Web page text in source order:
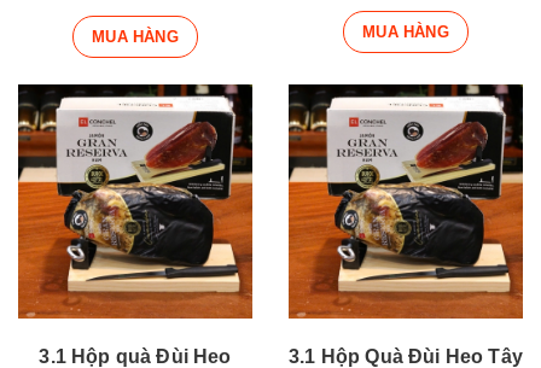
MUA HÀNG MUA HÀNG
3.1 Hộp quà Đùi Heo
3.1 Hộp Quà Đùi Heo Tây